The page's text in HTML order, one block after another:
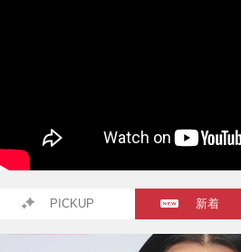
PICKUP 新着